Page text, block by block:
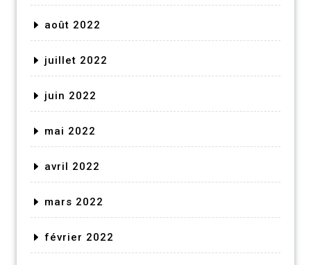
août 2022
juillet 2022
juin 2022
mai 2022
avril 2022
mars 2022
février 2022